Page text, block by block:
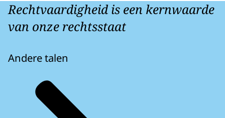
Rechtvaardigheid is een kernwaarde
van onze rechtsstaat
Andere talen